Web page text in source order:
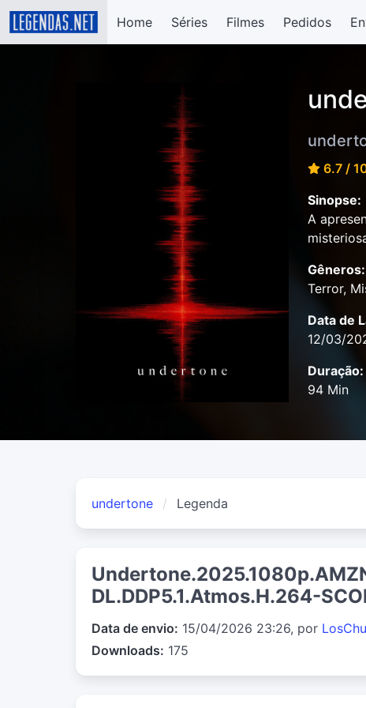
Home Séries Filmes Pedidos
6.7 /
Sinopse:
A
Gêneros:
Terror,
Data de
12/03/
Duração:
94 Min
undertone Legenda
DL.DDP5.1.Atmos.H.264-
Data de envio: 15/04/2026 23:26, por
Downloads: 175